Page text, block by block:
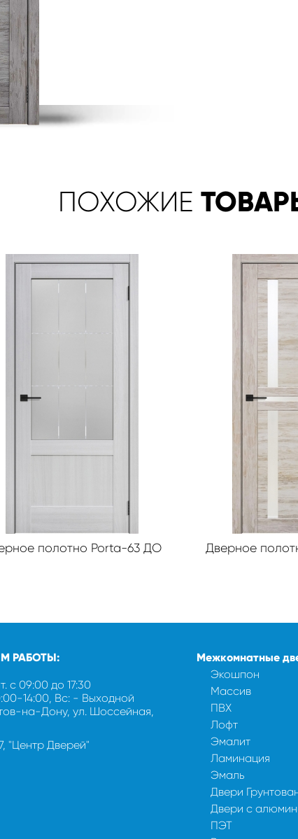
ПОХОЖИЕ
полотно Porta-63 ДО Дверное
РАБОТЫ:
с 09:00 до 17:30
14:00, Вс: - Выходной
на-Дону, ул. Шоссейная,
"Центр Дверей"
Межкомнатные
Экошпон
Массив
ПВХ
Лофт
Эмалит
Ламинация
Эмаль
Двери
Двери с
ПЭТ